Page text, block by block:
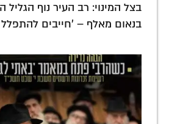
בצל המינוי: רב העיר נוף הגליל
בנאום מאלף – 'חייבים